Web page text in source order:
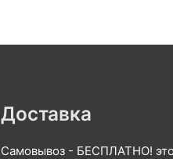
Доставка
Самовывоз - БЕСПЛАТНО! это